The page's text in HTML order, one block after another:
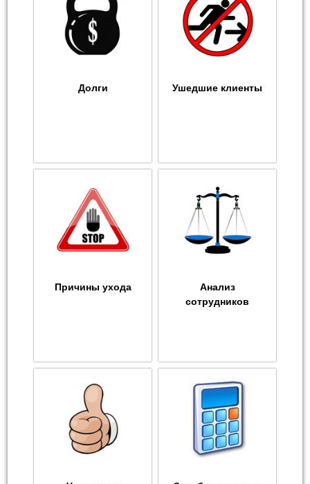
Долги Ушедшие клиенты
Причины ухода
Анализ
сотрудников